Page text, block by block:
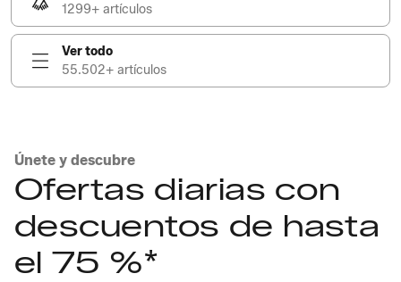
1299+ artículos
Ver todo
55.502+ artículos
Únete y descubre
Ofertas diarias con
descuentos de hasta
el 75 %*